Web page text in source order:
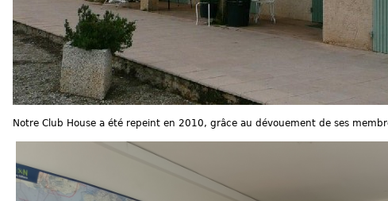
Notre Club House a été repeint en 2010, grâce au dévouement de ses